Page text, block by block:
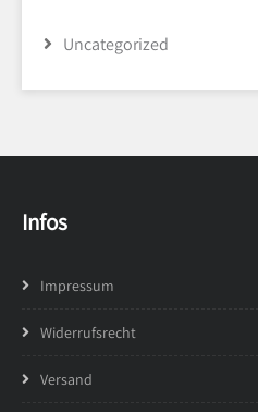
Uncategorized
Infos
Impressum
Widerrufsrecht
Versand